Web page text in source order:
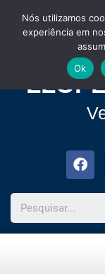
Nós utilizamos
experiência em
Ok